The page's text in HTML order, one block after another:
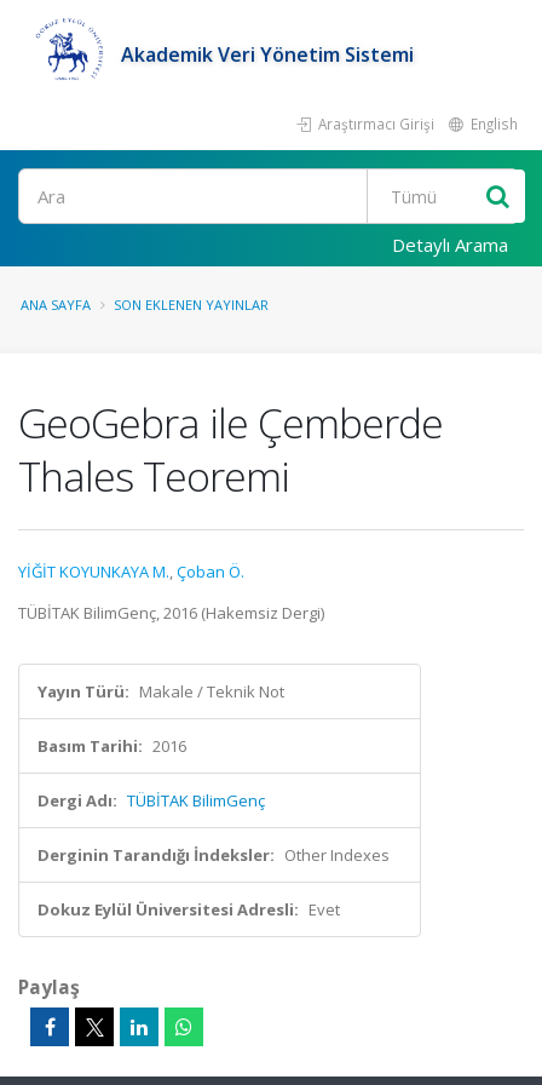
Akademik Veri Yönetim Sistemi
Araştırmacı Girişi English
Ara
Detaylı Arama
ANA SAYFA SON EKLENEN YAYINLAR
GeoGebra ile Çemberde
Thales Teoremi
YİĞİT KOYUNKAYA M.,Çoban Ö.
TÜBİTAK BilimGenç, 2016 (Hakemsiz Dergi)
Yayın Türü: Makale / Teknik Not
Basım Tarihi: 2016
Dergi Adı: TÜBİTAK BilimGenç
Derginin Tarandığı İndeksler: Other Indexes
Dokuz Eylül Üniversitesi Adresli: Evet
Paylaş